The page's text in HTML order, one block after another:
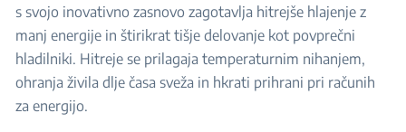
s svojo inovativno zasnovo zagotavlja hitrejše hlajenje z
manj energije in štirikrat tišje delovanje kot povprečni
hladilniki. Hitreje se prilagaja temperaturnim nihanjem,
ohranja živila dlje časa sveža in hkrati prihrani pri računih
za energijo.